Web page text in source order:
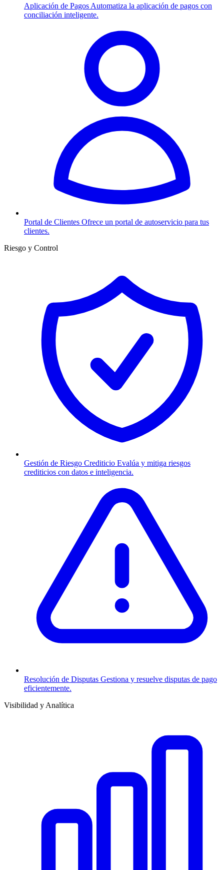
Aplicación de Pagos Automatiza la aplicación de pagos con
conciliación inteligente.
Portal de Clientes Ofrece un portal de autoservicio para tus
clientes.
Riesgo y Control
Gestión de Riesgo Crediticio Evalúa y mitiga riesgos
crediticios con datos e inteligencia.
Resolución de Disputas Gestiona y resuelve disputas de pago
eficientemente.
Visibilidad y Analítica